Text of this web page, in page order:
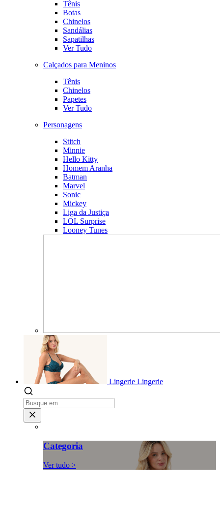
Tênis
Botas
Chinelos
Sandálias
Sapatilhas
Ver Tudo
Calçados para Meninos
Tênis
Chinelos
Papetes
Ver Tudo
Personagens
Stitch
Minnie
Hello Kitty
Homem Aranha
Batman
Marvel
Sonic
Mickey
Liga da Justiça
LOL Surprise
Looney Tunes
Lingerie Lingerie
Categoria
Ver tudo >